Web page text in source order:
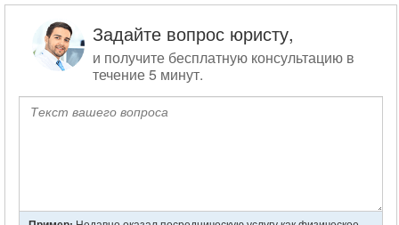
по
записям